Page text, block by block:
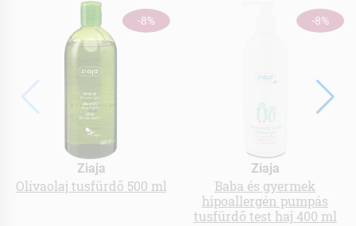
-8%
Ziaja
Olívaolaj tusfürdő 500 ml
-8%
Ziaja
Baba és gyermek
hipoallergén pumpás
tusfürdő test haj 400 ml